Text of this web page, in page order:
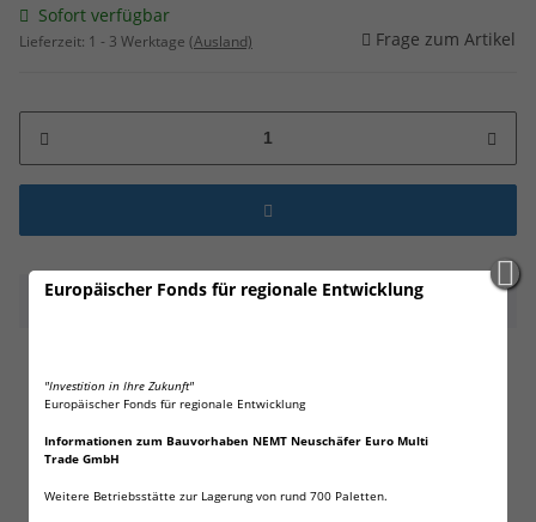
Europäischer Fonds für regionale Entwicklung
"Investition in Ihre Zukunft"
Europäischer Fonds für regionale Entwicklung
Informationen zum Bauvorhaben NEMT Neuschäfer Euro Multi
Trade GmbH
Weitere Betriebsstätte zur Lagerung von rund 700 Paletten.
Sofort verfügbar
Lieferzeit: 1 - 3 Werktage (Ausland) Frage zum Artikel
Beschreibung
Der Klassiker für Plinking, Freizeitschießen und die
C02-Pistole. Erfüllt alle grundlegenden